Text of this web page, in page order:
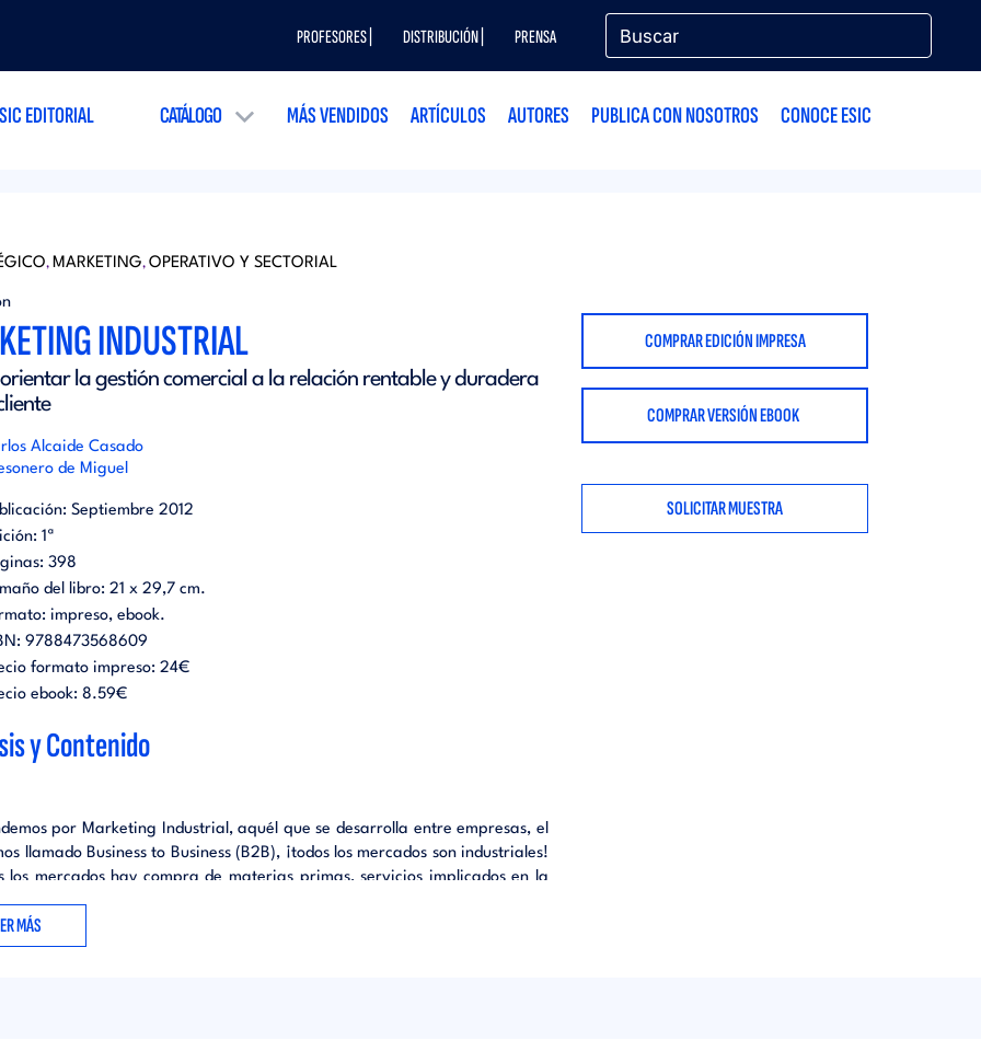
PROFESORES | DISTRIBUCIÓN | PRENSA
EDITORIAL CATÁLOGO MÁS VENDIDOS ARTÍCULOS AUTORES PUBLICA CON NOSOTROS CONOCE ESIC
, MARKETING, OPERATIVO Y SECTORIAL
INDUSTRIAL
la gestión comercial a la relación rentable y duradera
Alcaide Casado
de Miguel
Septiembre 2012
1ª
398
del libro: 21 x 29,7 cm.
impreso ebook.
9788473568609
formato impreso: 24€
ebook: 8.59€
y Contenido
por Marketing Industrial, aquél que se desarrolla entre empresas, el
llamado Business to Business (B2B), ¡todos los mercados son industriales!
los mercados hay compra de materias primas, servicios implicados en la
gestión de proveedores y gestión de canales.
trabaja en un mercado cualquiera, que considera de consumo, ¡también es
MÁS
COMPRAR EDICIÓN IMPRESA
COMPRAR VERSIÓN EBOOK
SOLICITAR MUESTRA